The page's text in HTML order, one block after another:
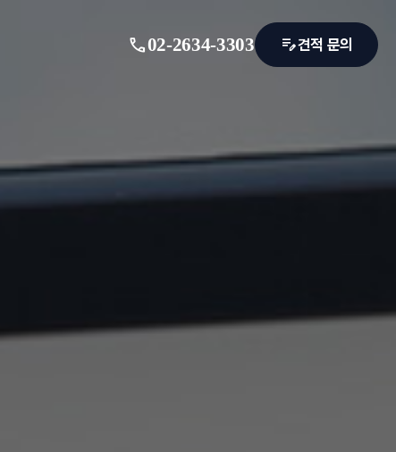
call02-2634-3303 edit_note견적 문의